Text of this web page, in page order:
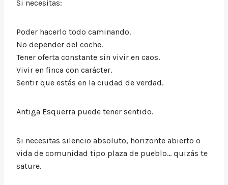
Si necesitas:
Poder hacerlo todo caminando.
No depender del coche.
Tener oferta constante sin vivir en caos.
Vivir en finca con carácter.
Sentir que estás en la ciudad de verdad.
Antiga Esquerra puede tener sentido.
Si necesitas silencio absoluto, horizonte abierto o
vida de comunidad tipo plaza de pueblo… quizás te
sature.